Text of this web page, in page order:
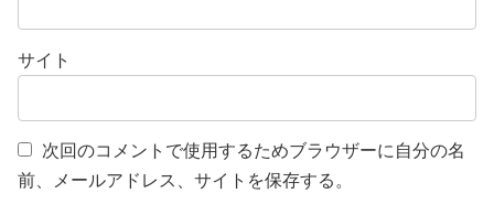
サイト
次回のコメントで使用するためブラウザーに自分の名
前、メールアドレス、サイトを保存する。